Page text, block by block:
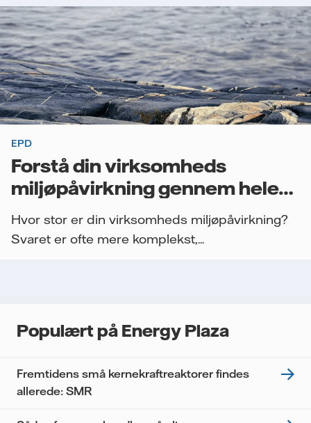
dokumentation af...
EPD
Forstå din virksomheds
miljøpåvirkning gennem hele
værdikæden
Hvor stor er din virksomheds miljøpåvirkning?
Svaret er ofte mere komplekst,...
Populært på Energy Plaza
Fremtidens små kernekraftreaktorer findes
allerede: SMR